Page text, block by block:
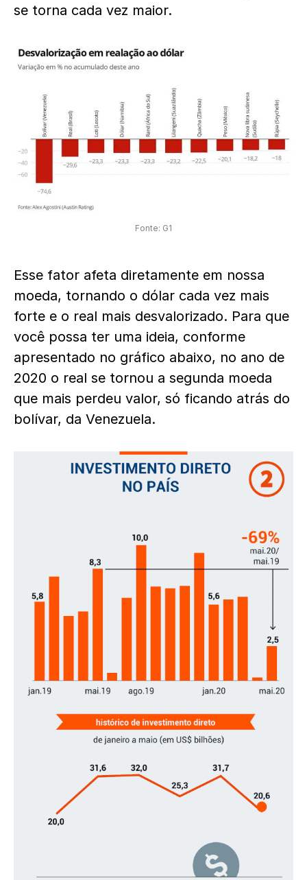
se torna cada vez maior.
Fonte: G1
Esse fator afeta diretamente em nossa
moeda, tornando o dólar cada vez mais
forte e o real mais desvalorizado. Para que
você possa ter uma ideia, conforme
apresentado no gráfico abaixo, no ano de
2020 o real se tornou a segunda moeda
que mais perdeu valor, só ficando atrás do
bolívar, da Venezuela.